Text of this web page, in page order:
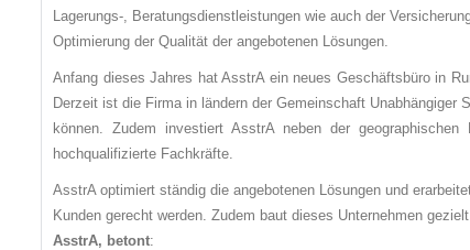
Lagerungs-, Beratungsdienstleistungen wie auch der
Optimierung der Qualität der angebotenen Lösungen.
Anfang dieses Jahres hat AsstrA ein neues Geschäftsbüro in
Derzeit ist die Firma in ländern der Gemeinschaft
können. Zudem investiert AsstrA neben der
hochqualifizierte Fachkräfte.
AsstrA optimiert ständig die angebotenen Lösungen und
Kunden gerecht werden. Zudem baut dieses Unternehmen
AsstrA, betont: